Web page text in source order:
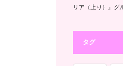
リア（上り）』グ
タグ